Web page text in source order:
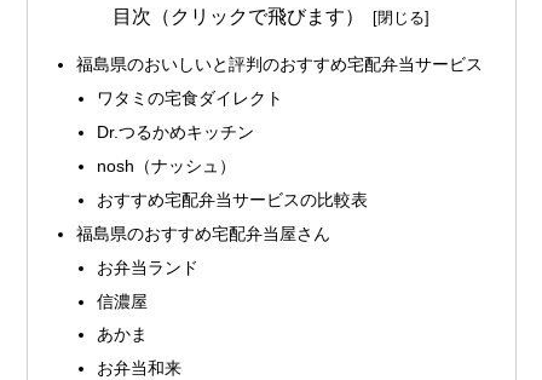
目次（クリックで飛びます）
福島県のおいしいと評判のおすすめ宅配弁当サービス
ワタミの宅食ダイレクト
Dr.つるかめキッチン
nosh（ナッシュ）
おすすめ宅配弁当サービスの比較表
福島県のおすすめ宅配弁当屋さん
お弁当ランド
信濃屋
あかま
お弁当和来